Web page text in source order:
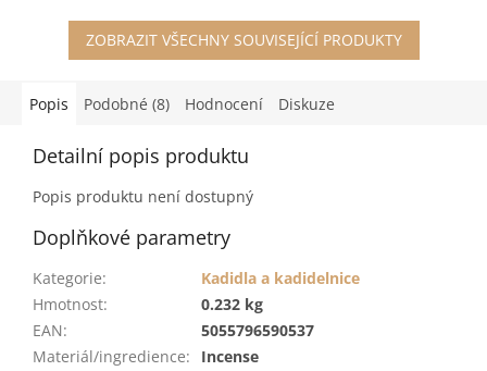
ZOBRAZIT VŠECHNY SOUVISEJÍCÍ PRODUKTY
Popis Podobné (8) Hodnocení Diskuze
Detailní popis produktu
Popis produktu není dostupný
Doplňkové parametry
Kategorie:
Kadidla a kadidelnice
Hmotnost:
0.232 kg
EAN:
5055796590537
Materiál/ingredience:
Incense